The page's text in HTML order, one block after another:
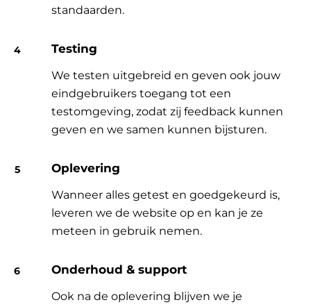
standaarden.
Testing
We testen uitgebreid en geven ook jouw
eindgebruikers toegang tot een
testomgeving, zodat zij feedback kunnen
geven en we samen kunnen bijsturen.
Oplevering
Wanneer alles getest en goedgekeurd is,
leveren we de website op en kan je ze
meteen in gebruik nemen.
Onderhoud & support
Ook na de oplevering blijven we je